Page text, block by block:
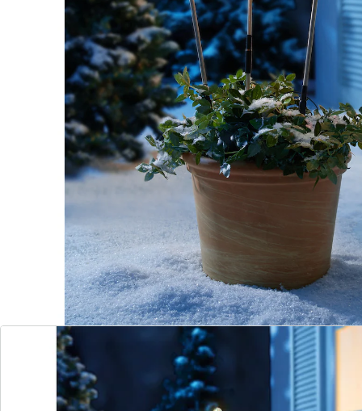
die Nacht sich senkt, beginnen diese 3 glitzernden
Stecker in Sternenform zu funkeln wie ein kleines
Weihnachtswunder. So ist auch im Garten
Feststimmung garantiert! Mit Timer-Funktion.
Batteriehinweis:
Batterien sind nicht im Lieferumfang enthalten. Diese
bitte extra bestellen. (AA Mignon x 3)
Hinweise & Hersteller
Bewertungen